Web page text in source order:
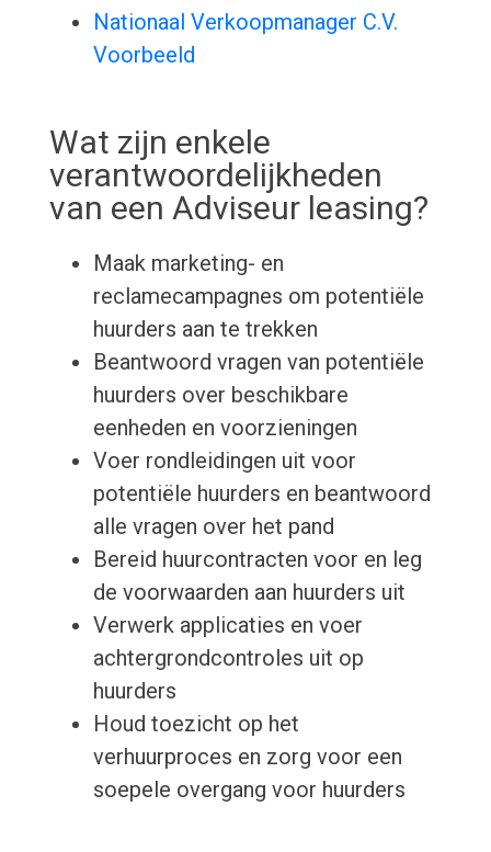
Nationaal Verkoopmanager C.V.
Voorbeeld
Wat zijn enkele
verantwoordelijkheden
van een Adviseur leasing?
Maak marketing- en
reclamecampagnes om potentiële
huurders aan te trekken
Beantwoord vragen van potentiële
huurders over beschikbare
eenheden en voorzieningen
Voer rondleidingen uit voor
potentiële huurders en beantwoord
alle vragen over het pand
Bereid huurcontracten voor en leg
de voorwaarden aan huurders uit
Verwerk applicaties en voer
achtergrondcontroles uit op
huurders
Houd toezicht op het
verhuurproces en zorg voor een
soepele overgang voor huurders